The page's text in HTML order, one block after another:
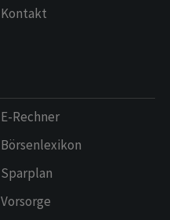
Kontakt
E-Rechner
Börsenlexikon
Sparplan
Vorsorge